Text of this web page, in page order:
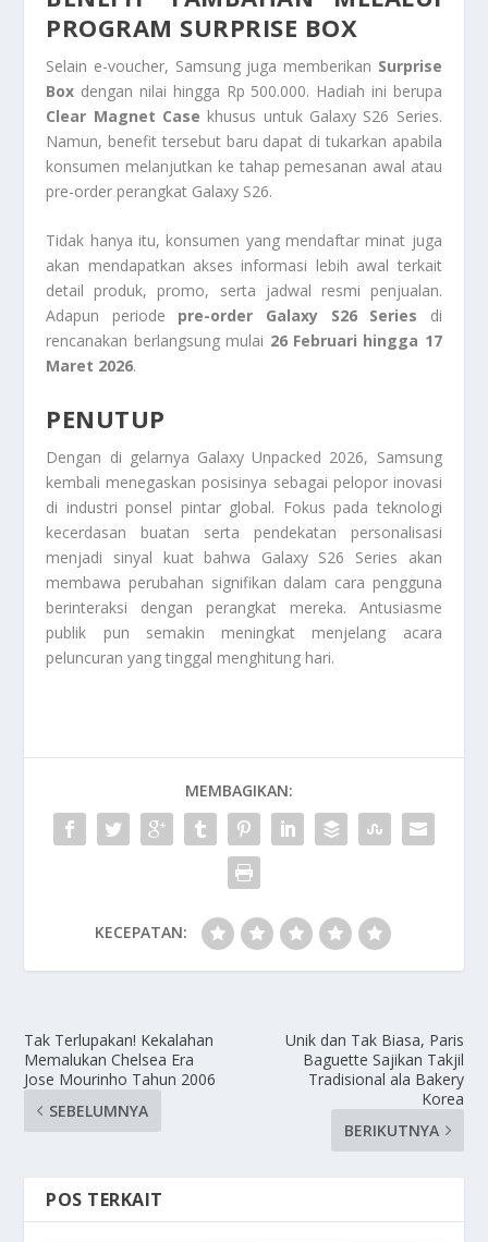
PROGRAM SURPRISE BOX
Selain e-voucher, Samsung juga memberikan Surprise
Box dengan nilai hingga Rp 500.000. Hadiah ini berupa
Clear Magnet Case khusus untuk Galaxy S26 Series.
Namun, benefit tersebut baru dapat di tukarkan apabila
konsumen melanjutkan ke tahap pemesanan awal atau
pre-order perangkat Galaxy S26.
Tidak hanya itu, konsumen yang mendaftar minat juga
akan mendapatkan akses informasi lebih awal terkait
detail produk, promo, serta jadwal resmi penjualan.
Adapun periode pre-order Galaxy S26 Series di
rencanakan berlangsung mulai 26 Februari hingga 17
Maret 2026.
PENUTUP
Dengan di gelarnya Galaxy Unpacked 2026, Samsung
kembali menegaskan posisinya sebagai pelopor inovasi
di industri ponsel pintar global. Fokus pada teknologi
kecerdasan buatan serta pendekatan personalisasi
menjadi sinyal kuat bahwa Galaxy S26 Series akan
membawa perubahan signifikan dalam cara pengguna
berinteraksi dengan perangkat mereka. Antusiasme
publik pun semakin meningkat menjelang acara
peluncuran yang tinggal menghitung hari.
MEMBAGIKAN:
KECEPATAN:
Tak Terlupakan! Kekalahan
Memalukan Chelsea Era
Jose Mourinho Tahun 2006
SEBELUMNYA
Unik dan Tak Biasa, Paris
Baguette Sajikan Takjil
Tradisional ala Bakery
Korea
BERIKUTNYA
POS TERKAIT